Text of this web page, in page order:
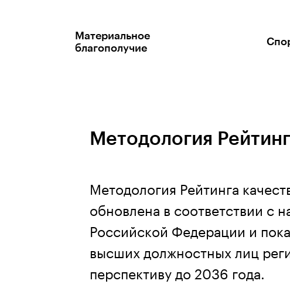
Материальное
благополучие
Методология
Методология Рейтинга
обновлена в соответствии с
Российской Федерации и
высших должностных лиц
перспективу до 2036 года.